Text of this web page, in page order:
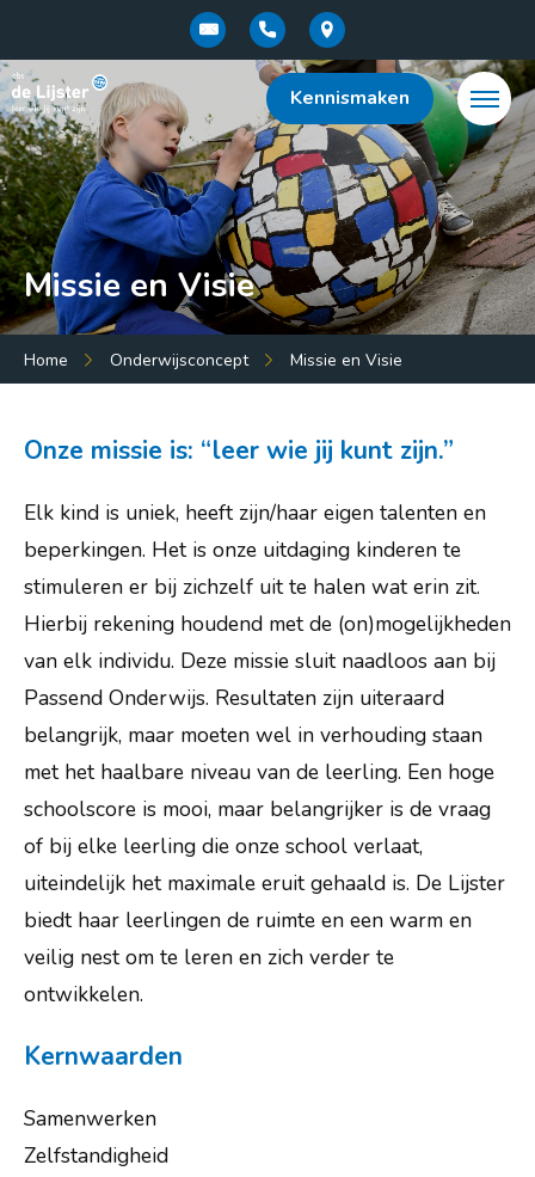
Kennismaken
Menu:
Over de school
Digitale brochure
Missie en Visie
Thematisch Onderwijs
Wereldburgerschap en STEVig
Praktische info
Ouders
Leerlingen
Externe instanties
Contact
Vacatures
Missie en Visie
Home Onderwijsconcept Missie en Visie
Onze missie is: “leer wie jij kunt zijn.”
Elk kind is uniek, heeft zijn/haar eigen talenten en
beperkingen. Het is onze uitdaging kinderen te
stimuleren er bij zichzelf uit te halen wat erin zit.
Hierbij rekening houdend met de (on)mogelijkheden
van elk individu. Deze missie sluit naadloos aan bij
Passend Onderwijs. Resultaten zijn uiteraard
belangrijk, maar moeten wel in verhouding staan
met het haalbare niveau van de leerling. Een hoge
schoolscore is mooi, maar belangrijker is de vraag
of bij elke leerling die onze school verlaat,
uiteindelijk het maximale eruit gehaald is. De Lijster
biedt haar leerlingen de ruimte en een warm en
veilig nest om te leren en zich verder te
ontwikkelen.
Kernwaarden
Samenwerken
Zelfstandigheid